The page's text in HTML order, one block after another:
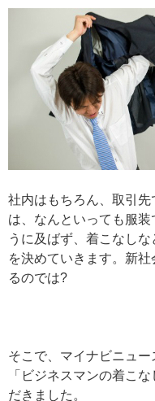
社内はもちろん、取引
は、なんといっても服
うに及ばず、着こなし
を決めていきます。新
るのでは?
そこで、マイナビニュ
「ビジネスマンの着こ
だきました。